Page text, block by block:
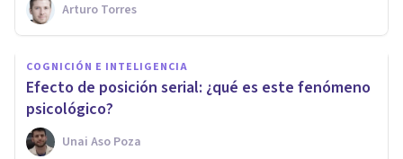
Arturo Torres
COGNICIÓN E INTELIGENCIA
Efecto de posición serial: ¿qué es este fenómeno
psicológico?
Unai Aso Poza